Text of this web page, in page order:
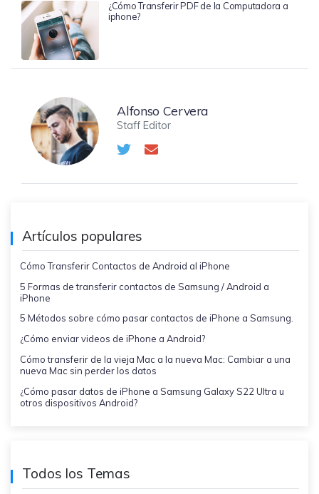
¿Cómo Transferir PDF de la Computadora a
iphone?
Alfonso Cervera
Staff Editor
Artículos populares
Cómo Transferir Contactos de Android al iPhone
5 Formas de transferir contactos de Samsung / Android a
iPhone
5 Métodos sobre cómo pasar contactos de iPhone a Samsung.
¿Cómo enviar videos de iPhone a Android?
Cómo transferir de la vieja Mac a la nueva Mac: Cambiar a una
nueva Mac sin perder los datos
¿Cómo pasar datos de iPhone a Samsung Galaxy S22 Ultra u
otros dispositivos Android?
Todos los Temas